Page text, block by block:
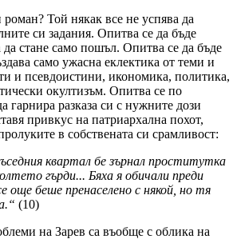
роман? Той някак все не успява да
си задания. Опитва се да бъде
стане само пошъл. Опитва се да бъде
само ужасна еклектика от теми и
и псевдоистини, икономика, политика,
окултизъм. Опитва се по
гарнира разказа си с нужните дози
привкус на патриархална похот,
в собствената си срамливост:
квартал бе зърнал проститутка
гърди... Бяха я обичали преди
още беше пренаселено с някой, но тя
(10)
на Зарев са въобще с облика на